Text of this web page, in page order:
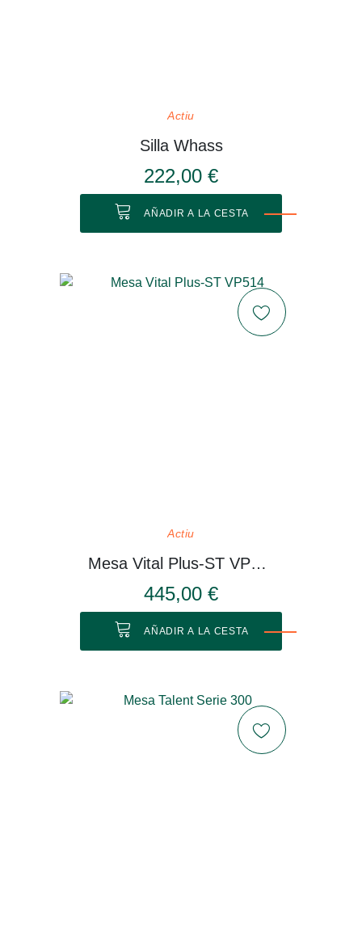
Actiu
Silla Whass
222,00 €
AÑADIR A LA CESTA
Actiu
Mesa Vital Plus-ST VP514
445,00 €
AÑADIR A LA CESTA